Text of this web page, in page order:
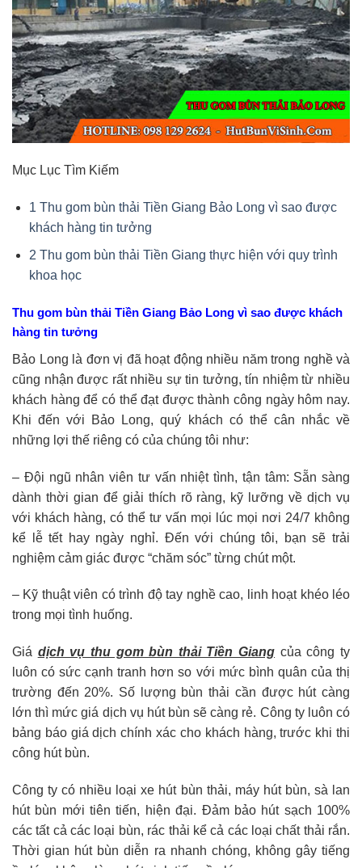
Mục Lục Tìm Kiếm
1 Thu gom bùn thải Tiền Giang Bảo Long vì sao được
khách hàng tin tưởng
2 Thu gom bùn thải Tiền Giang thực hiện với quy trình
khoa học
Thu gom bùn thải Tiền Giang Bảo Long vì sao được khách
hàng tin tưởng
Bảo Long là đơn vị đã hoạt động nhiều năm trong nghề và
cũng nhận được rất nhiều sự tin tưởng, tín nhiệm từ nhiều
khách hàng để có thể đạt được thành công ngày hôm nay.
Khi đến với Bảo Long, quý khách có thể cân nhắc về
những lợi thế riêng có của chúng tôi như:
– Đội ngũ nhân viên tư vấn nhiệt tình, tận tâm: Sẵn sàng
dành thời gian để giải thích rõ ràng, kỹ lưỡng về dịch vụ
với khách hàng, có thể tư vấn mọi lúc mọi nơi 24/7 không
kể lễ tết hay ngày nghỉ. Đến với chúng tôi, bạn sẽ trải
nghiệm cảm giác được “chăm sóc” từng chút một.
– Kỹ thuật viên có trình độ tay nghề cao, linh hoạt khéo léo
trong mọi tình huống.
Giá dịch vụ thu gom bùn thải Tiền Giang của công ty
luôn có sức cạnh tranh hơn so với mức bình quân của thị
trường đến 20%. Số lượng bùn thải cần được hút càng
lớn thì mức giá dịch vụ hút bùn sẽ càng rẻ. Công ty luôn có
bảng báo giá dịch chính xác cho khách hàng, trước khi thi
công hút bùn.
Công ty có nhiều loại xe hút bùn thải, máy hút bùn, sà lan
hút bùn mới tiên tiến, hiện đại. Đảm bảo hút sạch 100%
các tất cả các loại bùn, rác thải kể cả các loại chất thải rắn.
Thời gian hút bùn diễn ra nhanh chóng, không gây tiếng